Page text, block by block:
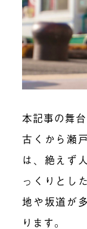
本記事の舞
古くから瀬
は、絶えず
っくりとし
地や坂道が
ります。